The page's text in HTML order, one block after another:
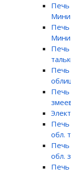
Печь
Мини
Печь
Мини
Печь
Печь
Печь
Печь
обл.
Печь
обл.
Печь